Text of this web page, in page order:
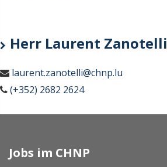
Herr Laurent Zanotelli
laurent.zanotelli@chnp.lu
(+352) 2682 2624
Jobs im CHNP